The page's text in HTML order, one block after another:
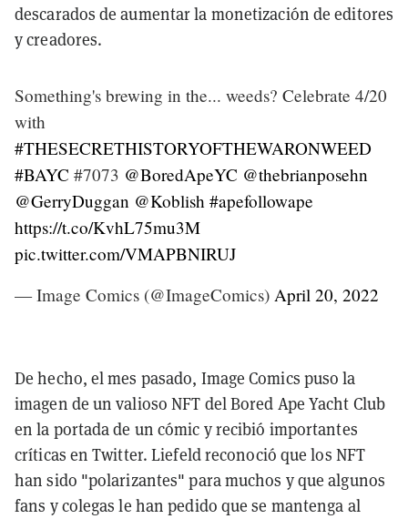
descarados de aumentar la monetización de editores
y creadores.
Something's brewing in the... weeds? Celebrate 4/20
with
#THESECRETHISTORYOFTHEWARONWEED
#BAYC #7073 @BoredApeYC @thebrianposehn
@GerryDuggan @Koblish #apefollowape
https://t.co/KvhL75mu3M
pic.twitter.com/VMAPBNIRUJ
— Image Comics (@ImageComics) April 20, 2022
De hecho, el mes pasado, Image Comics puso la
imagen de un valioso NFT del Bored Ape Yacht Club
en la portada de un cómic y recibió importantes
críticas en Twitter. Liefeld reconoció que los NFT
han sido "polarizantes" para muchos y que algunos
fans y colegas le han pedido que se mantenga al